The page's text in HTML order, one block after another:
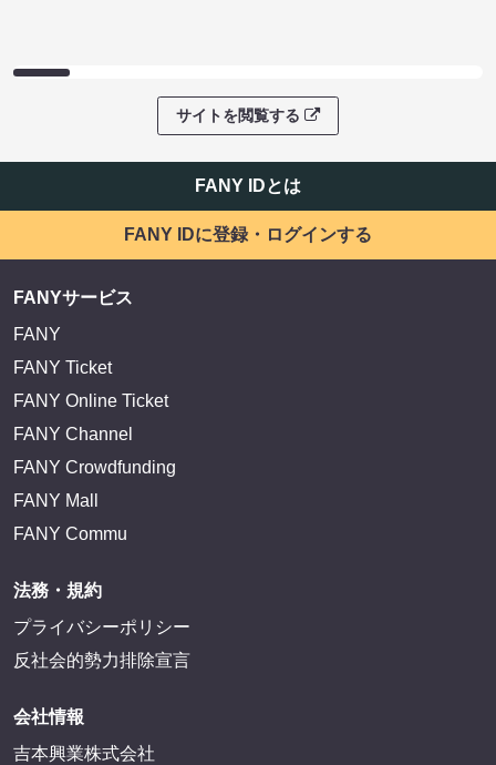
サイトを閲覧する
FANY IDとは
FANY IDに登録・ログインする
FANYサービス
FANY
FANY Ticket
FANY Online Ticket
FANY Channel
FANY Crowdfunding
FANY Mall
FANY Commu
法務・規約
プライバシーポリシー
反社会的勢力排除宣言
会社情報
吉本興業株式会社